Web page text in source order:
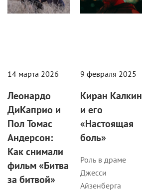
14 марта 2026
Леонардо
ДиКаприо и
Пол Томас
Андерсон:
Как снимали
фильм «Битва
за битвой»
9 февраля 2025
Киран Калкин
и его
«Настоящая
боль»
Роль в драме
Джесси
Айзенберга